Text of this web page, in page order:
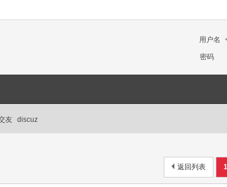
用户名
密码
友 discuz
1
返回列表